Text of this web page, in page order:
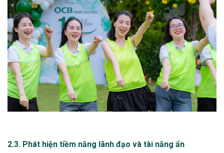
2.3. Phát hiện tiềm năng lãnh đạo và tài năng ẩn